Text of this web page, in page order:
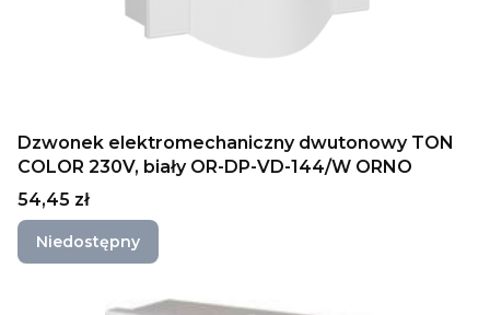
Dzwonek elektromechaniczny dwutonowy TON
COLOR 230V, biały OR-DP-VD-144/W ORNO
Cena
54,45 zł
Niedostępny